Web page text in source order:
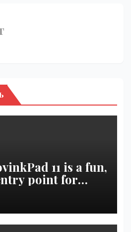
11 is a fun,
point for
VseTime.ru